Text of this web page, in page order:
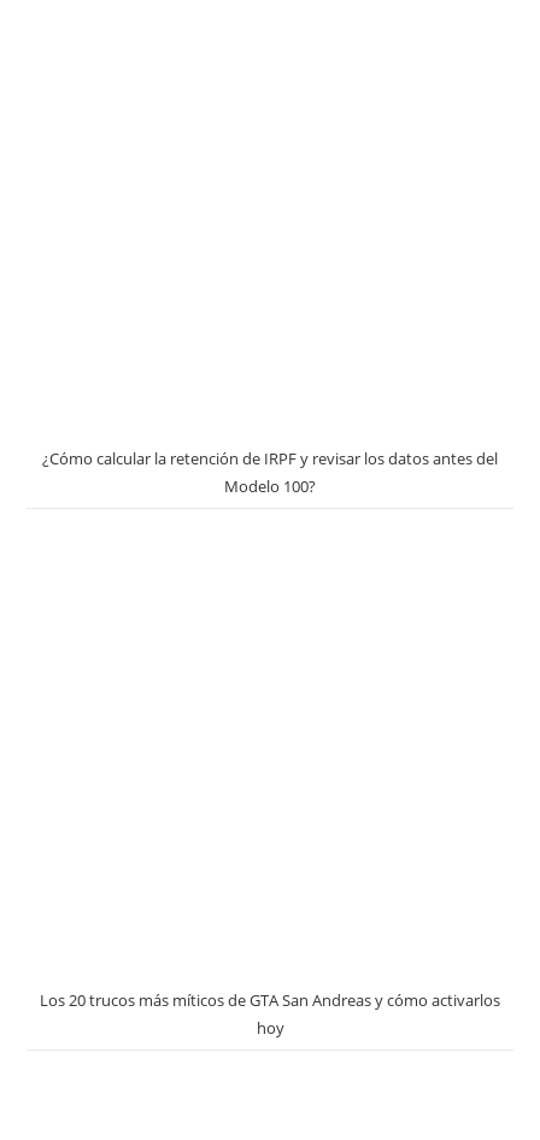
¿Cómo calcular la retención de IRPF y revisar los datos antes del
Modelo 100?
Los 20 trucos más míticos de GTA San Andreas y cómo activarlos
hoy